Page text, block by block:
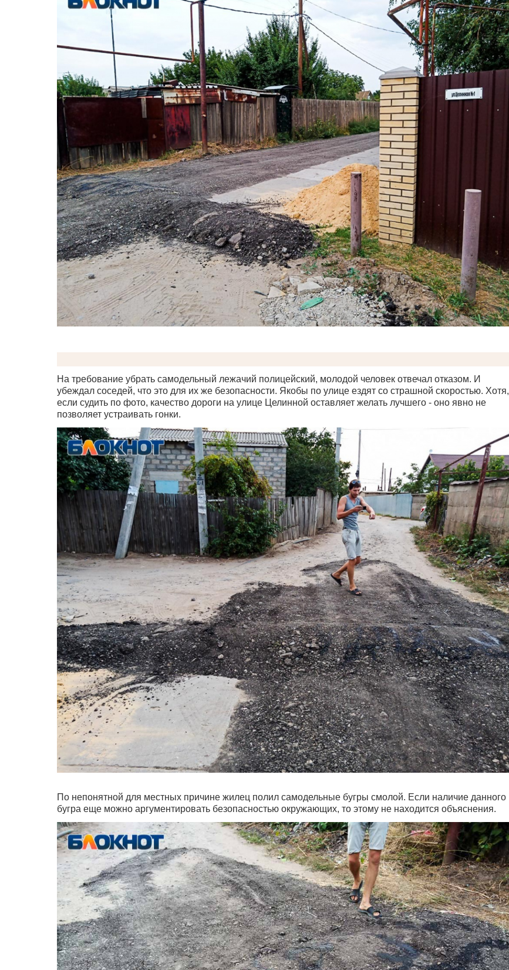
На требование убрать самодельный лежачий полицейский, молодой человек отвечал отказом. И
убеждал соседей, что это для их же безопасности. Якобы по улице ездят со страшной скоростью. Хотя,
если судить по фото, качество дороги на улице Целинной оставляет желать лучшего - оно явно не
позволяет устраивать гонки.
По непонятной для местных причине жилец полил самодельные бугры смолой. Если наличие данного
бугра еще можно аргументировать безопасностью окружающих, то этому не находится объяснения.